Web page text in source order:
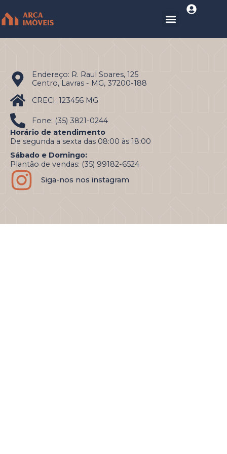
Endereço: R. Raul Soares, 125
Centro, Lavras - MG, 37200-188
CRECI: 123456 MG
Fone: (35) 3821-0244
Horário de atendimento
De segunda a sexta das 08:00 às 18:00
Sábado e Domingo:
Plantão de vendas: (35) 99182-6524
Siga-nos nos instagram